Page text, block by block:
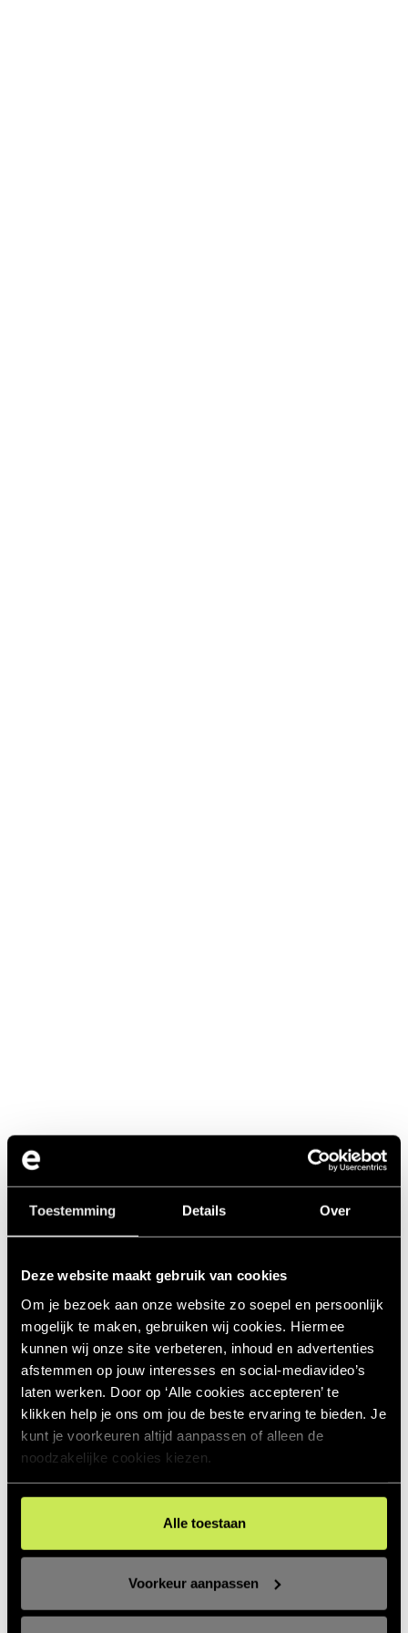
Toestemming Details Over
Deze website maakt gebruik van cookies
Om je bezoek aan onze website zo soepel en persoonlijk
mogelijk te maken, gebruiken wij cookies. Hiermee
kunnen wij onze site verbeteren, inhoud en advertenties
afstemmen op jouw interesses en social‑mediavideo’s
laten werken. Door op ‘Alle cookies accepteren’ te
klikken help je ons om jou de beste ervaring te bieden. Je
kunt je voorkeuren altijd aanpassen of alleen de
noodzakelijke cookies kiezen.
Alle toestaan
Voorkeur aanpassen